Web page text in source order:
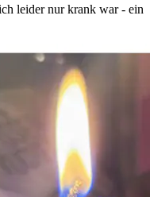
leider nur krank war - ein